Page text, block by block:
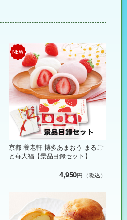
NEW
京都 養老軒 博多あまおう まるご
と苺大福【景品目録セット】
4,950円（税込）